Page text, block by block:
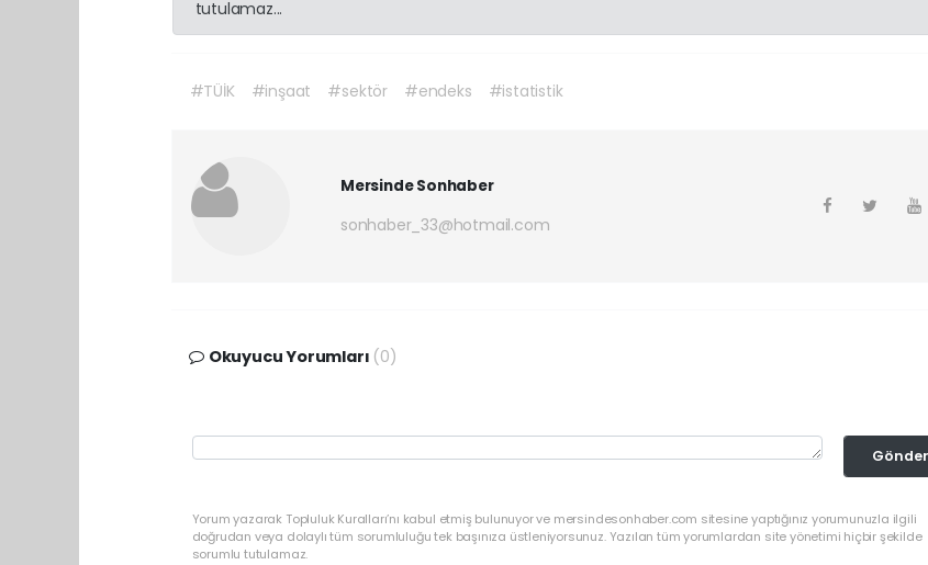
tutulamaz...
#TÜİK #inşaat #sektör #endeks #istatistik
Mersinde Sonhaber
sonhaber_33@hotmail.com
Okuyucu Yorumları (0)
Gönder
Yorum yazarak Topluluk Kuralları’nı kabul etmiş bulunuyor ve mersindesonhaber.com sitesine yaptığınız yorumunuzla ilgili
doğrudan veya dolaylı tüm sorumluluğu tek başınıza üstleniyorsunuz. Yazılan tüm yorumlardan site yönetimi hiçbir şekilde
sorumlu tutulamaz.